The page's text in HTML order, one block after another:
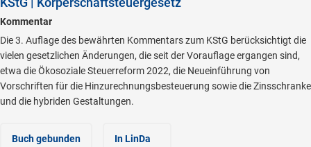
Kommentar
Die 3. Auflage des bewährten Kommentars zum KStG berücksichtigt die
vielen gesetzlichen Änderungen, die seit der Vorauflage ergangen sind,
etwa die Ökosoziale Steuerreform 2022, die Neueinführung von
Vorschriften für die Hinzurechnungsbesteuerung sowie die Zinsschranke
und die hybriden Gestaltungen.
Buch gebunden
In LinDa